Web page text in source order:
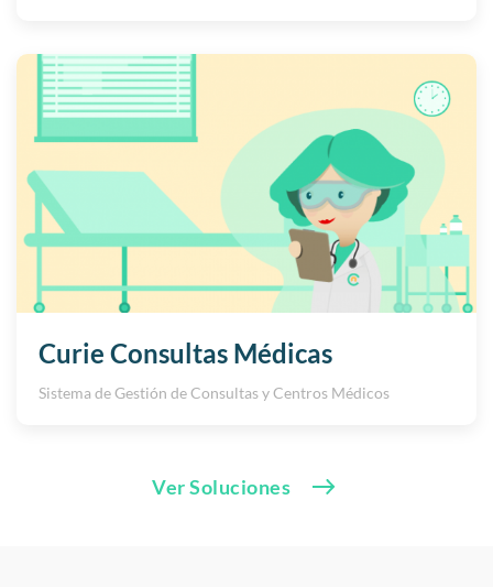
Curie Consultas Médicas
Sistema de Gestión de Consultas y Centros Médicos
Ver Soluciones